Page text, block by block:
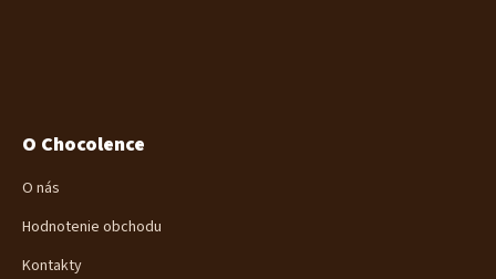
O Chocolence
O nás
Hodnotenie obchodu
Kontakty